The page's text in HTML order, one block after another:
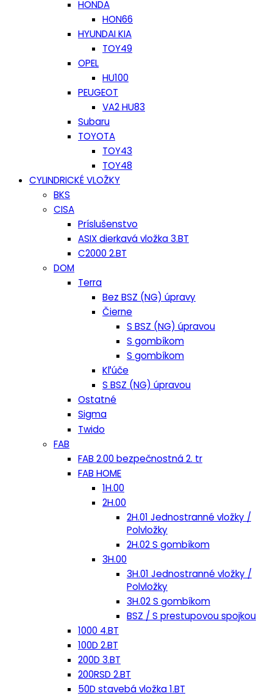
HONDA
HON66
HYUNDAI KIA
TOY49
OPEL
HU100
PEUGEOT
VA2 HU83
Subaru
TOYOTA
TOY43
TOY48
CYLINDRICKÉ VLOŽKY
BKS
CISA
Príslušenstvo
ASIX dierkavá vložka 3.BT
C2000 2.BT
DOM
Terra
Bez BSZ (NG) úpravy
Čierne
S BSZ (NG) úpravou
S gombíkom
S gombíkom
Kľúče
S BSZ (NG) úpravou
Ostatné
Sigma
Twido
FAB
FAB 2.00 bezpečnostná 2. tr
FAB HOME
1H.00
2H.00
2H.01 Jednostranné vložky /
Polvložky
2H.02 S gombíkom
3H.00
3H.01 Jednostranné vložky /
Polvložky
3H.02 S gombíkom
BSZ / S prestupovou spojkou
1000 4.BT
100D 2.BT
200D 3.BT
200RSD 2.BT
50D stavebá vložka 1.BT